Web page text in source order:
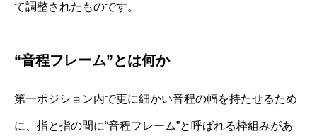
て調整されたものです。
“音程フレーム”とは何か
第一ポジション内で更に細かい音程の幅を持たせるため
に、指と指の間に“音程フレーム”と呼ばれる枠組みがあ